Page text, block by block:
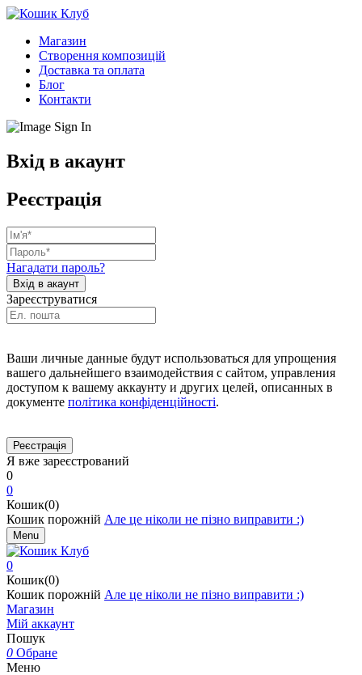
Магазин
Створення композицій
Доставка та оплата
Блог
Контакти
Вхід в акаунт
Реєстрація
Нагадати пароль?
Зареєструватися
Ваши личные данные будут использоваться для упрощения
вашего дальнейшего взаимодействия с сайтом, управления
доступом к вашему аккаунту и других целей, описанных в
документе політика конфіденційності.
Я вже зареєстрований
0
0
Кошик(0)
Кошик порожній Але це ніколи не пізно виправити :)
Menu
0
Кошик(0)
Кошик порожній Але це ніколи не пізно виправити :)
Магазин
Мій аккаунт
Пошук
0 Обране
Меню